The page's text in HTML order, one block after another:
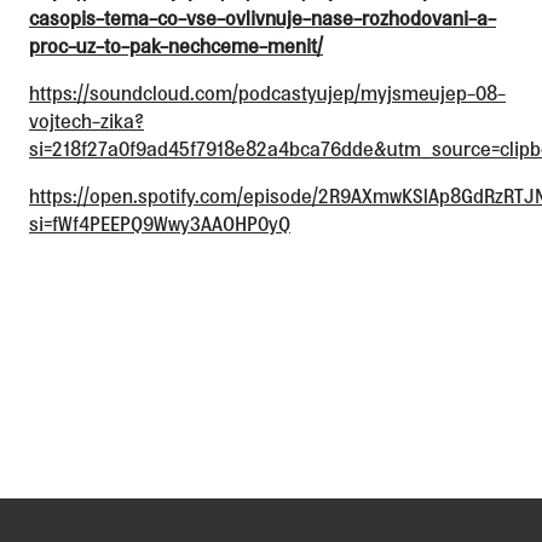
casopis-tema-co-vse-ovlivnuje-nase-rozhodovani-a-
proc-uz-to-pak-nechceme-menit/
https://soundcloud.com/podcastyujep/myjsmeujep-08-
vojtech-zika?
https://open.spotify.com/episode/
si=fWf4PEEPQ9Wwy3AAOHP0yQ